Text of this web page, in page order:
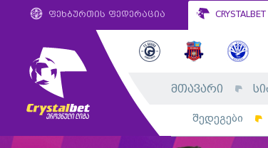
ფეხბურთის ფედერაცია
მთავარი
შედეგები